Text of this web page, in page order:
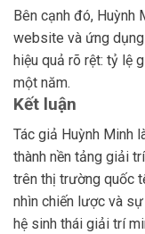
Bên cạnh đó, Huỳnh
website và ứng
hiệu quả rõ rệt: tỷ lệ
một năm.
Kết luận
Tác giả Huỳnh Minh
thành nền tảng giải
trên thị trường quốc
nhìn chiến lược và
hệ sinh thái giải trí